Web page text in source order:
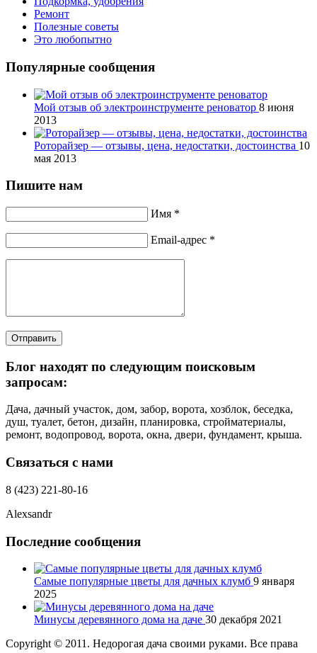
Ремонт
Полезные советы
Это любопытно
Популярные сообщения
Мой отзыв об электроинструменте реноватор 8 июня
2013
Роторайзер — отзывы, цена, недостатки, достоинства 10
мая 2013
Пишите нам
Имя *
Email-адрес *
Отправить
Блог находят по следующим поисковым
запросам:
Дача, дачный участок, дом, забор, ворота, хозблок, беседка,
душ, туалет, бетон, дизайн, планировка, стройматериалы,
ремонт, водопровод, ворота, окна, двери, фундамент, крыша.
Связаться с нами
8 (423) 221-80-16
Alexsandr
Последние сообщения
Самые популярные цветы для дачных клумб 9 января
2025
Минусы деревянного дома на даче 30 декабря 2021
Copyright © 2011. Недорогая дача своими руками. Все права